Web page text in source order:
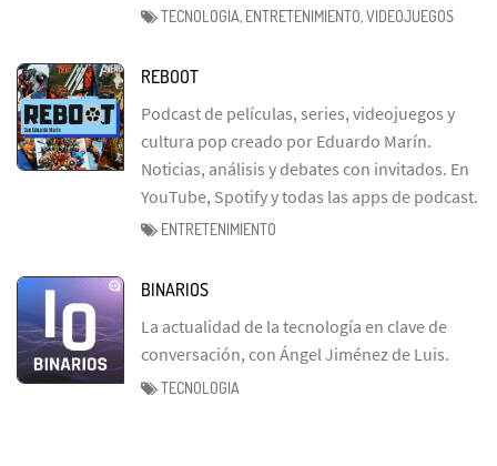
TECNOLOGIA, ENTRETENIMIENTO, VIDEOJUEGOS
REBOOT
Podcast de películas, series, videojuegos y
cultura pop creado por Eduardo Marín.
Noticias, análisis y debates con invitados. En
YouTube, Spotify y todas las apps de podcast.
ENTRETENIMIENTO
BINARIOS
La actualidad de la tecnología en clave de
conversación, con Ángel Jiménez de Luis.
TECNOLOGIA